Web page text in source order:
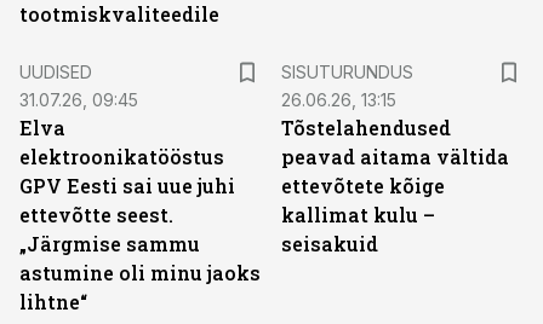
tootmiskvaliteedile
UUDISED
31.07.26, 09:45
Elva
elektroonikatööstus
GPV Eesti sai uue juhi
ettevõtte seest.
„Järgmise sammu
astumine oli minu jaoks
lihtne“
SISUTURUNDUS
26.06.26, 13:15
Tõstelahendused
peavad aitama vältida
ettevõtete kõige
kallimat kulu –
seisakuid